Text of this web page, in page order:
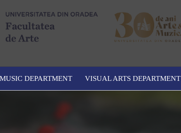
MUSIC DEPARTMENT VISUAL ARTS DEPARTMENT